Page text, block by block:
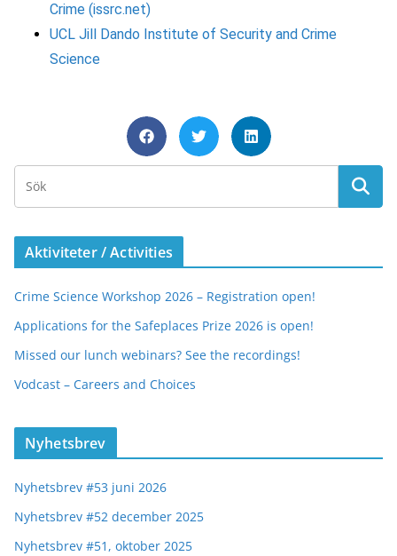
Crime (issrc.net)
UCL Jill Dando Institute of Security and Crime
Science
Aktiviteter / Activities
Crime Science Workshop 2026 – Registration open!
Applications for the Safeplaces Prize 2026 is open!
Missed our lunch webinars? See the recordings!
Vodcast – Careers and Choices
Nyhetsbrev
Nyhetsbrev #53 juni 2026
Nyhetsbrev #52 december 2025
Nyhetsbrev #51, oktober 2025